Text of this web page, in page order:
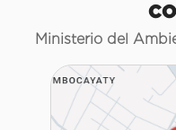
Ministerio del